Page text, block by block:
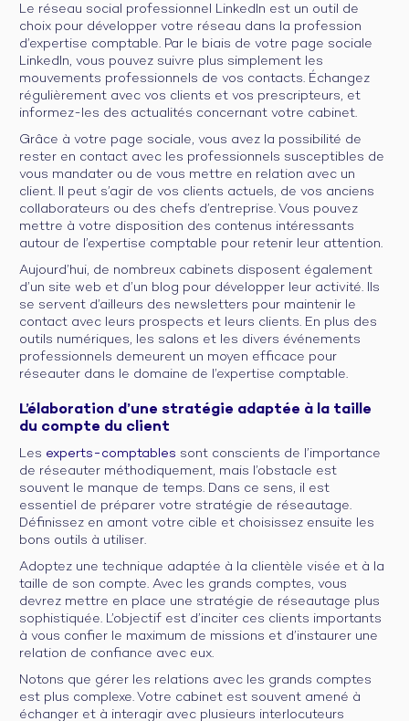
Le réseau social professionnel LinkedIn est un outil de
choix pour développer votre réseau dans la profession
d’expertise comptable. Par le biais de votre page sociale
LinkedIn, vous pouvez suivre plus simplement les
mouvements professionnels de vos contacts. Échangez
régulièrement avec vos clients et vos prescripteurs, et
informez-les des actualités concernant votre cabinet.
Grâce à votre page sociale, vous avez la possibilité de
rester en contact avec les professionnels susceptibles de
vous mandater ou de vous mettre en relation avec un
client. Il peut s’agir de vos clients actuels, de vos anciens
collaborateurs ou des chefs d’entreprise. Vous pouvez
mettre à votre disposition des contenus intéressants
autour de l’expertise comptable pour retenir leur attention.
Aujourd’hui, de nombreux cabinets disposent également
d’un site web et d’un blog pour développer leur activité. Ils
se servent d’ailleurs des newsletters pour maintenir le
contact avec leurs prospects et leurs clients. En plus des
outils numériques, les salons et les divers événements
professionnels demeurent un moyen efficace pour
réseauter dans le domaine de l’expertise comptable.
L’élaboration d’une stratégie adaptée à la taille
du compte du client
Les experts-comptables sont conscients de l’importance
de réseauter méthodiquement, mais l’obstacle est
souvent le manque de temps. Dans ce sens, il est
essentiel de préparer votre stratégie de réseautage.
Définissez en amont votre cible et choisissez ensuite les
bons outils à utiliser.
Adoptez une technique adaptée à la clientèle visée et à la
taille de son compte. Avec les grands comptes, vous
devrez mettre en place une stratégie de réseautage plus
sophistiquée. L’objectif est d’inciter ces clients importants
à vous confier le maximum de missions et d’instaurer une
relation de confiance avec eux.
Notons que gérer les relations avec les grands comptes
est plus complexe. Votre cabinet est souvent amené à
échanger et à interagir avec plusieurs interlocuteurs